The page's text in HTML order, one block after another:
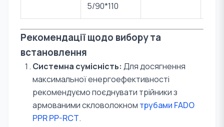
5/90*110
Рекомендації щодо вибору та
встановлення
Системна сумісність: Для досягнення
максимальної енергоефективності
рекомендуємо поєднувати трійники з
армованими скловолокном трубами FADO
PPR PP-RCT.